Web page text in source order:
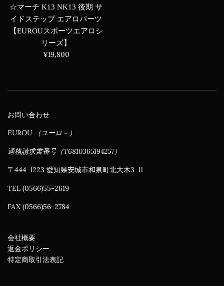
☆マーチ K13 NK13 後期 サ
イドステップ エアロパーツ
【EUROUスポーツエアロシ
リーズ】
通
¥19,800
お問い合わせ
EUROU （ユーロ－）
適格請求書番号（T6810365194257）
〒444-1223 愛知県安城市和泉町北大木3-11
TEL (0566)55-2619
FAX (0566)56-2784
会社概要
返金ポリシー
特定商取引法表記